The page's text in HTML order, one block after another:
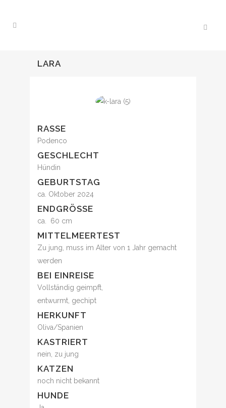
LARA
RASSE
Podenco
GESCHLECHT
Hündin
GEBURTSTAG
ca. Oktober 2024
ENDGRÖSSE
ca. 60 cm
MITTELMEERTEST
Zu jung, muss im Alter von 1 Jahr gemacht
werden
BEI EINREISE
Vollständig geimpft,
entwurmt, gechipt
HERKUNFT
Oliva/Spanien
KASTRIERT
nein, zu jung
KATZEN
noch nicht bekannt
HUNDE